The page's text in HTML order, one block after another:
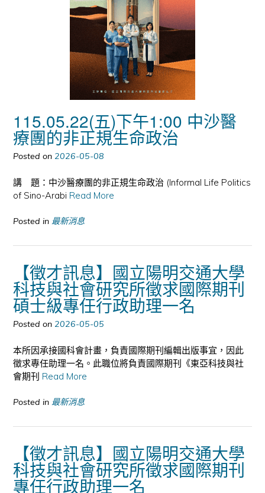
115.05.22(五)下午1:00 中沙醫
療團的非正規生命政治
Posted on 2026-05-08
講 題：中沙醫療團的非正規生命政治 (Informal Life Politics
of Sino-Arabi Read More
Posted in 最新消息
【徵才訊息】國立陽明交通大學
科技與社會研究所徵求國際期刊
碩士級專任行政助理一名
Posted on 2026-05-05
本所因承接國科會計畫，負責國際期刊編輯出版事宜，因此
徵求專任助理一名。此職位將負責國際期刊《東亞科技與社
會期刊 Read More
Posted in 最新消息
【徵才訊息】國立陽明交通大學
科技與社會研究所徵求國際期刊
專任行政助理一名